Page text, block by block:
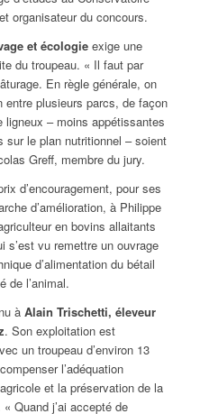
organisateur du concours.
et écologieexige une
du troupeau. « Il faut par
En règle générale, on
entre plusieurs parcs, de façon
– moins appétissantes
le plan nutritionnel – soient
Greff, membre du jury.
d’encouragement, pour ses
d’amélioration, à Philippe
en bovins allaitants
s’est vu remettre un ouvrage
d’alimentation du bétail
de l’animal.
à Alain Trischetti, éleveur
. Son exploitation est
un troupeau d’environ 13
l’adéquation
et la préservation de la
Quand j’ai accepté de